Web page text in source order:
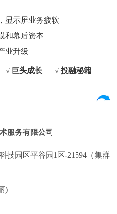
显示屏业务疲软
和幕后资本
业升级
√ 巨头成长 √ 投融秘籍
服务有限公司
技园区平谷园1区-21594（集群
)